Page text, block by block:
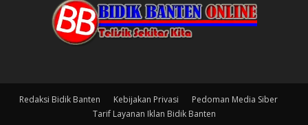
Redaksi Bidik Banten Kebijakan Privasi
Pedoman Media Siber
Tarif Layanan Iklan Bidik Banten